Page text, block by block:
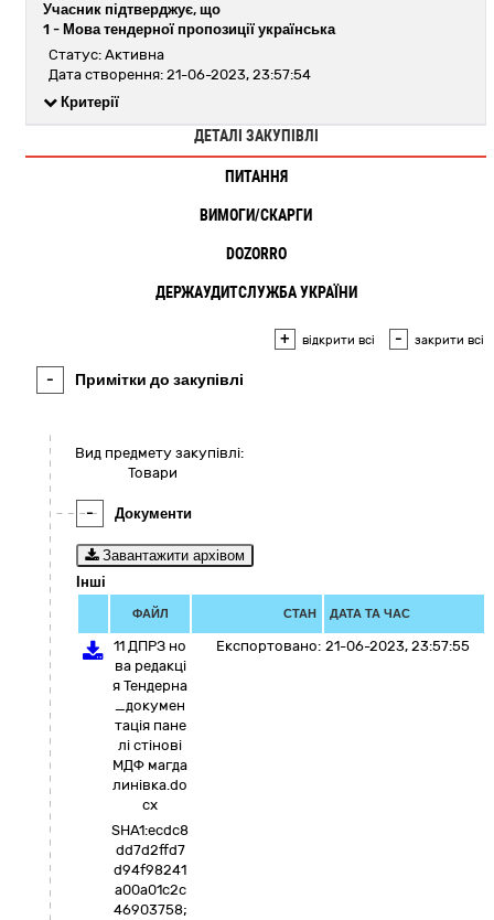
Учасник підтверджує, що
1 - Мова тендерної пропозиції українська
Статус: Активна
Дата створення: 21-06-2023, 23:57:54
Критерії
ДЕТАЛІ ЗАКУПІВЛІ
ПИТАННЯ
ВИМОГИ/СКАРГИ
DOZORRO
ДЕРЖАУДИТСЛУЖБА УКРАЇНИ
+ відкрити всі - закрити всі
- Примітки до закупівлі
Вид предмету закупівлі:
Товари
- Документи
Завантажити архівом
Інші
ФАЙЛ СТАН ДАТА ТА ЧАС
11 ДПРЗ но
ва редакці
я Тендерна
_докумен
тація пане
лі стінові
МДФ магда
линівка.do
cx
SHA1:ecdc8
dd7d2ffd7
d94f98241
a00a01c2c
46903758;
Експортовано: 21-06-2023, 23:57:55